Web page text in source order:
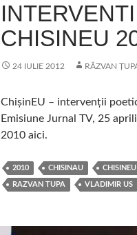
CHISINEU
24 IULIE 2012 RĂZVAN
ChișinEU – intervenții
Emisiune Jurnal TV, 25
2010 aici.
2010 CHISINAU CHISINEU
RAZVAN TUPA VLADIMIR US